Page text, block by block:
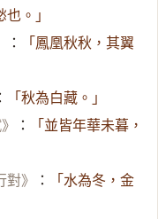
也。」
：
「鳳凰秋秋，其翼
： 「秋為白藏。」
：
「並皆年華未暮，
對》 ：
「水為冬，金